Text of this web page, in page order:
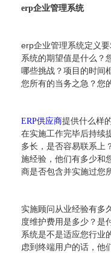
erp企业管理系统
erp企业管理系统定义
系统的期望值是什么？
哪些挑战？项目的时间
您所有的当务之急？您
ERP供应商提供什么样
在实施工作完毕后持续
多长，是否容易联系上
施经验，他们有多少和
商是否包含并实施过您
实施顾问从业经验有多
度维护费用是多少？是
系统是不是适应您行业
虑到终端用户的话，他